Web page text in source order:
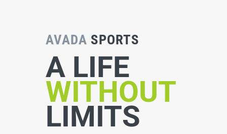
AVADA SPORTS
A LIFE
WITHOUT
LIMITS